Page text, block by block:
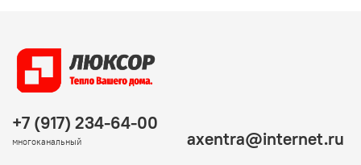
+7 (917) 234-64-00
многоканальный axentra@internet.ru